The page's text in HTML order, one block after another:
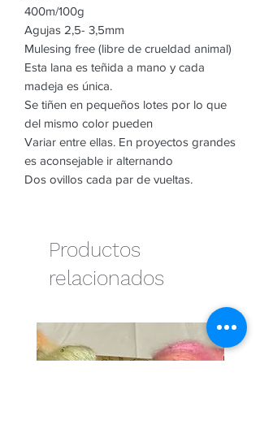
400m/100g
Agujas 2,5- 3,5mm
Mulesing free (libre de crueldad animal)
Esta lana es teñida a mano y cada
madeja es única.
Se tiñen en pequeños lotes por lo que
del mismo color pueden
Variar entre ellas. En proyectos grandes
es aconsejable ir alternando
Dos ovillos cada par de vueltas.
Productos
relacionados